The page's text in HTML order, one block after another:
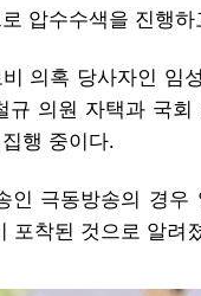
압수수색을 진행
의혹 당사자인 임
규 의원 자택과 국
행 중이다.
인 극동방송의 경
포착된 것으로 알려